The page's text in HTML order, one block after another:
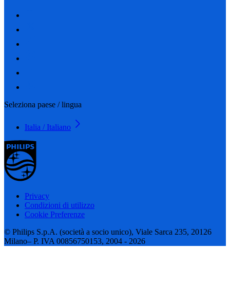
Seleziona paese / lingua
Italia / Italiano
Privacy
Condizioni di utilizzo
Cookie Preferenze
© Philips S.p.A. (società a socio unico), Viale Sarca 235, 20126
Milano– P. IVA 00856750153, 2004 - 2026